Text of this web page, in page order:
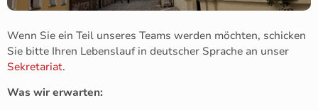
Wenn Sie ein Teil unseres Teams werden möchten, schicken
Sie bitte Ihren Lebenslauf in deutscher Sprache an unser
Sekretariat.
Was wir erwarten: